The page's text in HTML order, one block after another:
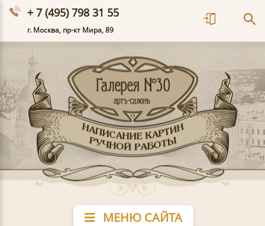
+ 7 (495) 798 31 55
г. Москва, пр-кт Мира, 89
МЕНЮ САЙТА